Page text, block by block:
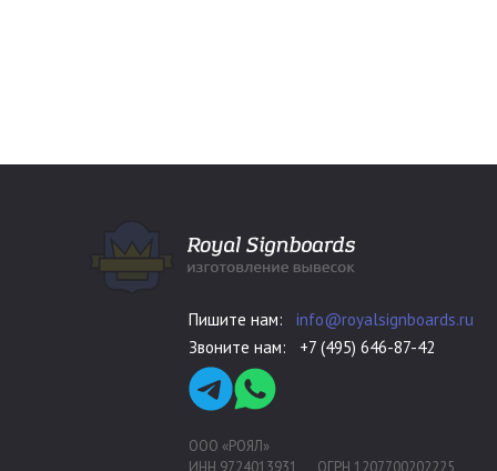
Пишите нам: info@royalsignboards.ru
Звоните нам: +7 (495) 646-87-42
ООО «РОЯЛ»
ИНН 9724013931
ОГРН 1207700202225